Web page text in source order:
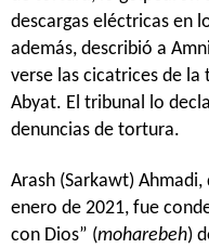
descargas eléctricas en
además, describió a
verse las cicatrices de
Abyat. El tribunal lo
denuncias de tortura.
Arash (Sarkawt)
enero de 2021, fue
con Dios” (moharebeh)